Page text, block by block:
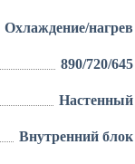
Охлаждение/нагрев
890/720/645
Настенный
Внутренний блок